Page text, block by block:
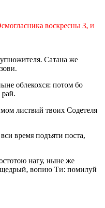
воскресны 3, и
Сатана же
облекохся: потом бо
листвий твоих Содетеля
время подъяти поста,
нагу, ныне же
щедрый, вопию Ти: помилуй